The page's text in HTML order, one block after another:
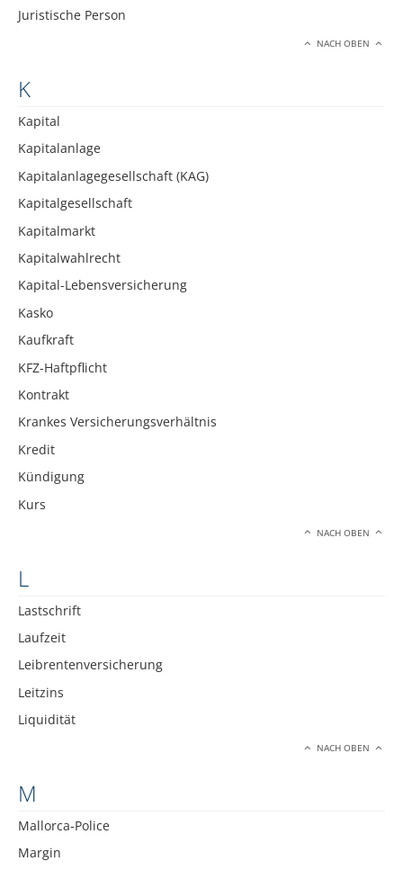
Juristische Person
NACH OBEN
K
Kapital
Kapitalanlage
Kapitalanlagegesellschaft (KAG)
Kapitalgesellschaft
Kapitalmarkt
Kapitalwahlrecht
Kapital-Lebensversicherung
Kasko
Kaufkraft
KFZ-Haftpflicht
Kontrakt
Krankes Versicherungsverhältnis
Kredit
Kündigung
Kurs
NACH OBEN
L
Lastschrift
Laufzeit
Leibrentenversicherung
Leitzins
Liquidität
NACH OBEN
M
Mallorca-Police
Margin